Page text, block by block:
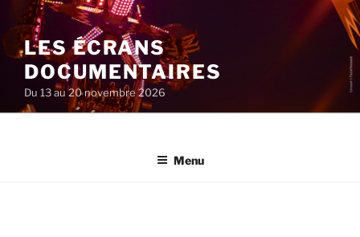
au
contenu
principal
LES ÉCRANS
DOCUMENTAIRES
Du 13 au 20 novembre 2026
Menu